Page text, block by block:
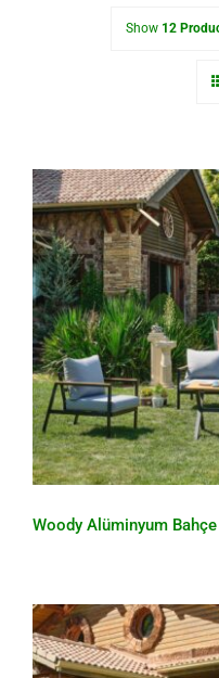
Show 12
Woody
Woody Alüminyum Bahçe